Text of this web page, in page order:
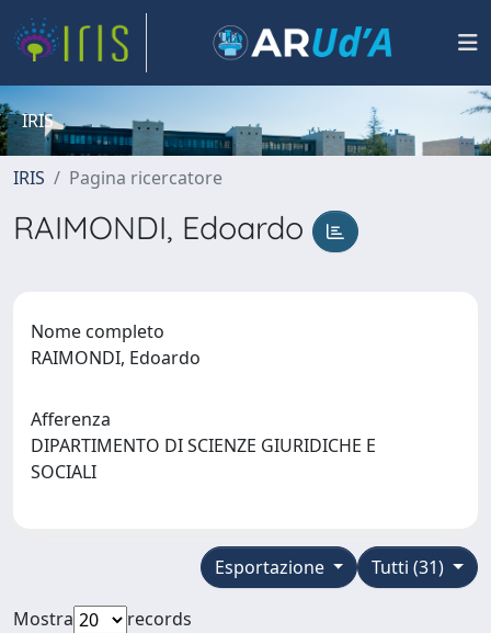
IRIS
IRIS Pagina ricercatore
RAIMONDI, Edoardo
Nome completo
RAIMONDI, Edoardo
Afferenza
DIPARTIMENTO DI SCIENZE GIURIDICHE E
SOCIALI
Tutti (31)
Esportazione
Mostra
records